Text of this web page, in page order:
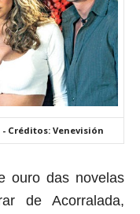
Créditos: Venevisión
ouro das novelas
de Acorralada,